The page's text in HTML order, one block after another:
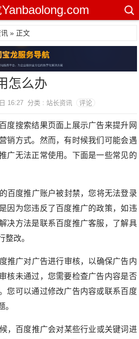
» 正文
怎么办
16:27 分类 : 站长资讯 评论
度搜索结果页面上展示广告来提升网
销方式。然而，有时候我们可能会遇
广无法正常使用。下面是一些常见的
百度推广账户被封禁，您将无法登录
因为您违反了百度推广的政策，如违
决方法是联系百度推广客服，了解具
整改。
推广对广告进行审核，以确保广告内
核未通过，您需要检查广告内容是否
您可以通过修改广告内容或联系百度
。
，百度推广会对某些行业或关键词进